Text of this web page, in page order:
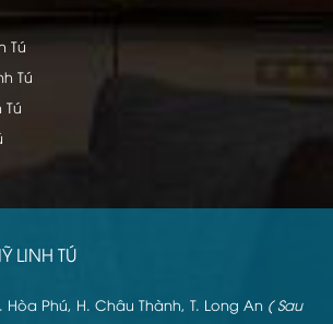
Tú
Tú
Tú
LINH TÚ
Hòa Phú, H. Châu Thành, T. Long An ( Sau